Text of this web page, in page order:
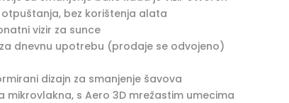
bez korištenja alata
vizir za sunce
dnevnu upotrebu (prodaje se odvojeno)
dizajn za smanjenje šavova
s Aero 3D mrežastim umecima